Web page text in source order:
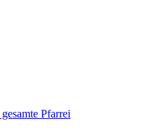
Pfarrei